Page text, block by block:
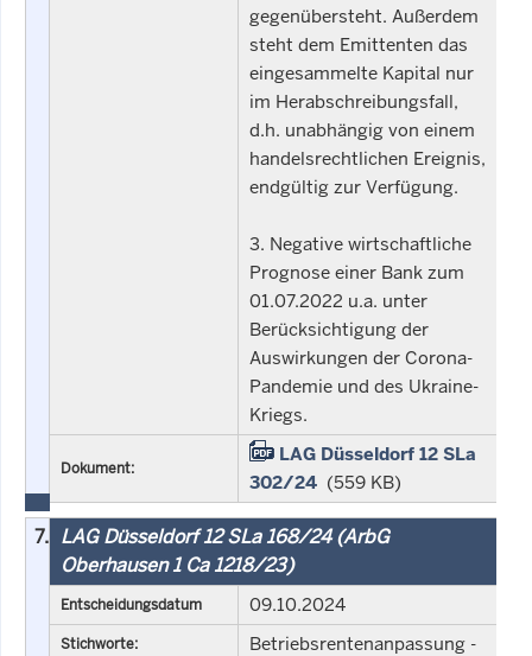
gegenübersteht. Außerdem
steht dem Emittenten das
eingesammelte Kapital nur
im Herabschreibungsfall,
d.h. unabhängig von einem
handelsrechtlichen Ereignis,
endgültig zur Verfügung.
3. Negative wirtschaftliche
Prognose einer Bank zum
01.07.2022 u.a. unter
Berücksichtigung der
Auswirkungen der Corona-
Pandemie und des Ukraine-
Kriegs.
Dokument:
LAG Düsseldorf 12 SLa
302/24 (559 KB)
7. LAG Düsseldorf 12 SLa 168/24 (ArbG
Oberhausen 1 Ca 1218/23)
Entscheidungsdatum 09.10.2024
Stichworte:
Betriebsrentenanpassung -